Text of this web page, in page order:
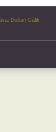
Dušan Gálik